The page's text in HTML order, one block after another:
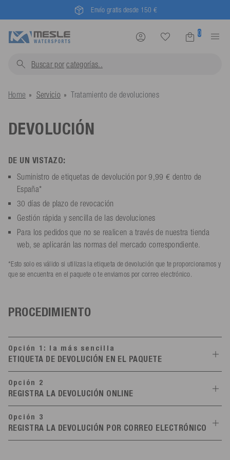
Envío gratis desde 150 €
0
Buscar por categoría
Home Servicio Tratamiento de devoluciones
DEVOLUCIÓN
DE UN VISTAZO:
Suministro de etiquetas de devolución por 9,99 € dentro de
España*
30 días de plazo de revocación
Gestión rápida y sencilla de las devoluciones
Para los pedidos que no se realicen a través de nuestra tienda
web, se aplicarán las normas del mercado correspondiente.
*Esto solo es válido si utilizas la etiqueta de devolución que te proporcionamos y
que se encuentra en el paquete o te enviamos por correo electrónico.
PROCEDIMIENTO
Opción 1: la más sencilla
ETIQUETA DE DEVOLUCIÓN EN EL PAQUETE
Empaquetar artículos
La mercancía no debe presentar ningún signo de uso
La mercancía debe embalarse en su embalaje original con todas
las etiquetas
Embala la mercancía de forma segura, preferiblemente en la caja
original
Opción 2
REGISTRA LA DEVOLUCIÓN ONLINE
Registrar devolución
Haz clic en el botón «Ver pedido» en el correo electrónico de
Opción 3
REGISTRA LA DEVOLUCIÓN POR CORREO ELECTRÓNICO